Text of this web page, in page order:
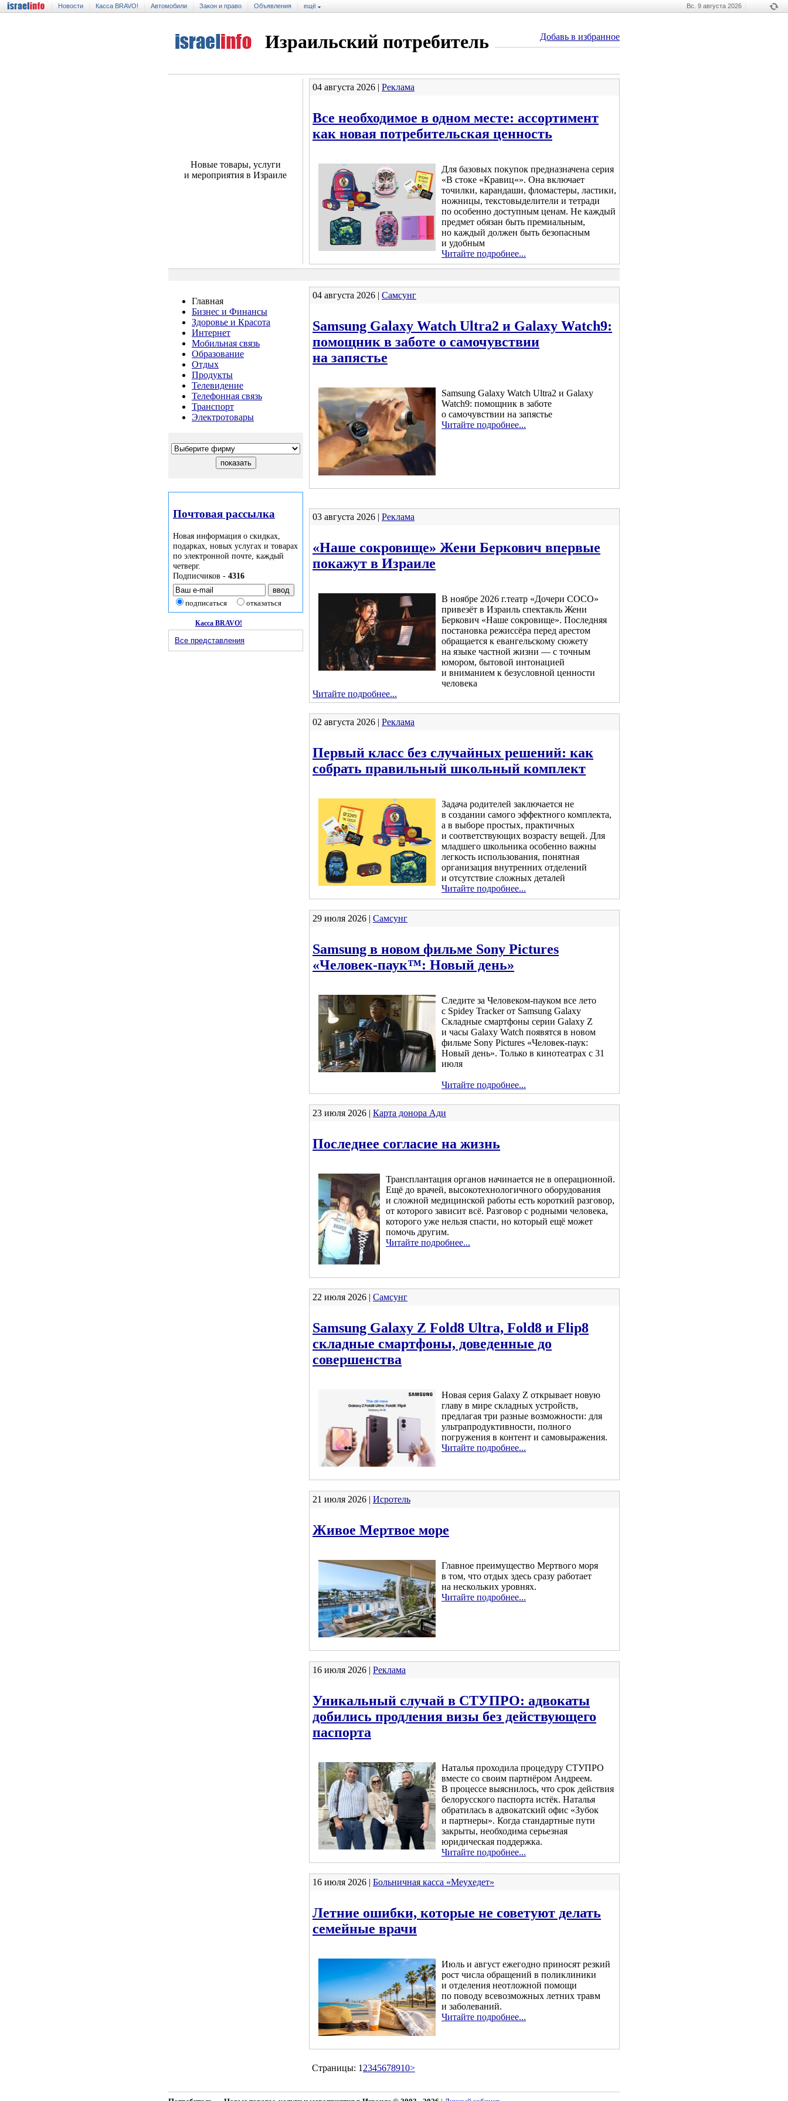
Новости Касса BRAVO! Автомобили Закон и право Объявления ещё Вс. 9 августа 2026
Израильский потребитель Добавь в избранное
Новые товары, услуги
и мероприятия в Израиле
04 августа 2026 | Реклама
Все необходимое в одном месте: ассортимент
как новая потребительская ценность
Для базовых покупок предназначена серия
«В стоке «Кравиц«». Она включает
точилки, карандаши, фломастеры, ластики,
ножницы, текстовыделители и тетради
по особенно доступным ценам. Не каждый
предмет обязан быть премиальным,
но каждый должен быть безопасным
и удобным
Читайте подробнее...
Главная
Бизнес и Финансы
Здоровье и Красота
Интернет
Мобильная связь
Образование
Отдых
Продукты
Телевидение
Телефонная связь
Транспорт
Электротовары
Почтовая рассылка
Новая информация о скидках,
подарках, новых услугах и товарах
по электронной почте, каждый
четверг.
Подписчиков - 4316
подписаться отказаться
Касса BRAVO!
Все представления
04 августа 2026 | Самсунг
Samsung Galaxy Watch Ultra2 и Galaxy Watch9:
помощник в заботе о самочувствии
на запястье
Samsung Galaxy Watch Ultra2 и Galaxy
Watch9: помощник в заботе
о самочувствии на запястье
Читайте подробнее...
03 августа 2026 | Реклама
«Наше сокровище» Жени Беркович впервые
покажут в Израиле
В ноябре 2026 г.театр «Дочери СОСО»
привезёт в Израиль спектакль Жени
Беркович «Наше сокровище». Последняя
постановка режиссёра перед арестом
обращается к евангельскому сюжету
на языке частной жизни — с точным
юмором, бытовой интонацией
и вниманием к безусловной ценности
человека
Читайте подробнее...
02 августа 2026 | Реклама
Первый класс без случайных решений: как
собрать правильный школьный комплект
Задача родителей заключается не
в создании самого эффектного комплекта,
а в выборе простых, практичных
и соответствующих возрасту вещей. Для
младшего школьника особенно важны
легкость использования, понятная
организация внутренних отделений
и отсутствие сложных деталей
Читайте подробнее...
29 июля 2026 | Самсунг
Samsung в новом фильме Sony Pictures
«Человек-паук™: Новый день»
Следите за Человеком-пауком все лето
с Spidey Tracker от Samsung Galaxy
Складные смартфоны серии Galaxy Z
и часы Galaxy Watch появятся в новом
фильме Sony Pictures «Человек-паук:
Новый день». Только в кинотеатрах с 31
июля
Читайте подробнее...
23 июля 2026 | Карта донора Ади
Последнее согласие на жизнь
Трансплантация органов начинается не в операционной.
Ещё до врачей, высокотехнологичного оборудования
и сложной медицинской работы есть короткий разговор,
от которого зависит всё. Разговор с родными человека,
которого уже нельзя спасти, но который ещё может
помочь другим.
Читайте подробнее...
22 июля 2026 | Самсунг
Samsung Galaxy Z Fold8 Ultra, Fold8 и Flip8
складные смартфоны, доведенные до
совершенства
Новая серия Galaxy Z открывает новую
главу в мире складных устройств,
предлагая три разные возможности: для
ультрапродуктивности, полного
погружения в контент и самовыражения.
Читайте подробнее...
21 июля 2026 | Исротель
Живое Мертвое море
Главное преимущество Мертвого моря
в том, что отдых здесь сразу работает
на нескольких уровнях.
Читайте подробнее...
16 июля 2026 | Реклама
Уникальный случай в СТУПРО: адвокаты
добились продления визы без действующего
паспорта
Наталья проходила процедуру СТУПРО
вместе со своим партнёром Андреем.
В процессе выяснилось, что срок действия
белорусского паспорта истёк. Наталья
обратилась в адвокатский офис «Зубок
и партнеры». Когда стандартные пути
закрыты, необходима серьезная
юридическая поддержка.
Читайте подробнее...
16 июля 2026 | Больничная касса «Меухедет»
Летние ошибки, которые не советуют делать
семейные врачи
Июль и август ежегодно приносят резкий
рост числа обращений в поликлиники
и отделения неотложной помощи
по поводу всевозможных летних травм
и заболеваний.
Читайте подробнее...
Страницы: 1 2345678910>